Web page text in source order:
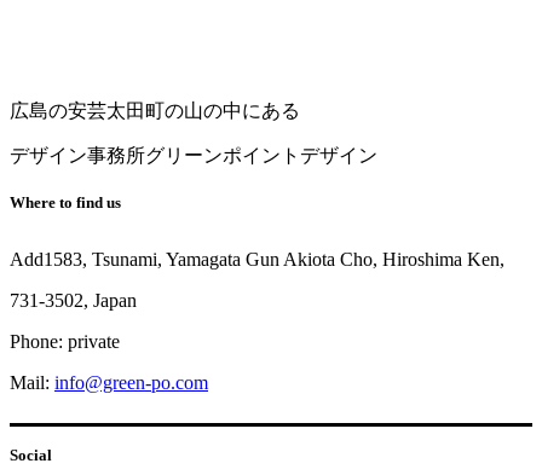
広島の安芸太田町の山の中にある
デザイン事務所グリーンポイントデザイン
Where to find us
Add1583, Tsunami, Yamagata Gun Akiota Cho, Hiroshima Ken,
731-3502, Japan
Phone: private
Mail: info@green-po.com
Social